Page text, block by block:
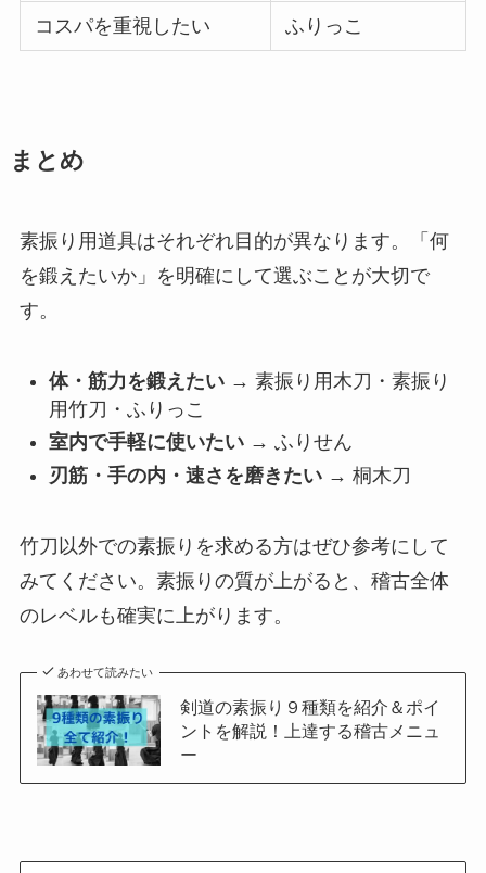
コスパを重視したい ふりっこ
まとめ
素振り用道具はそれぞれ目的が異なります。「何
を鍛えたいか」を明確にして選ぶことが大切で
す。
体・筋力を鍛えたい→ 素振り用木刀・素振り
用竹刀・ふりっこ
室内で手軽に使いたい→ ふりせん
刃筋・手の内・速さを磨きたい→ 桐木刀
竹刀以外での素振りを求める方はぜひ参考にして
みてください。素振りの質が上がると、稽古全体
のレベルも確実に上がります。
あわせて読みたい
剣道の素振り９種類を紹介＆ポイ
ントを解説！上達する稽古メニュ
ー